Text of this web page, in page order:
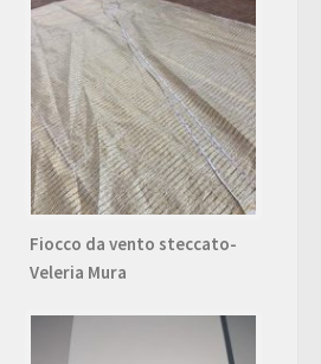
Fiocco da vento steccato-
Veleria Mura